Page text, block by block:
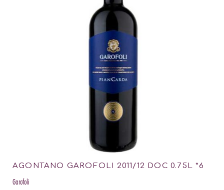
AGONTANO GAROFOLI 2011/12 DOC 0.75L *6
Garofoli